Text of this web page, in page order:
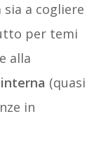
a cogliere
per temi
alla
(quasi
in